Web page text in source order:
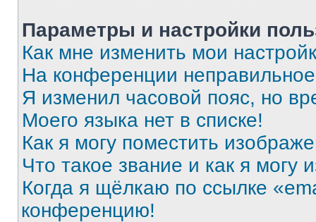
Параметры и настройки
Как мне изменить мои
На конференции
Я изменил часовой пояс, но
Моего языка нет в списке!
Как я могу поместить
Что такое звание и как я могу
Когда я щёлкаю по ссылке
конференцию!